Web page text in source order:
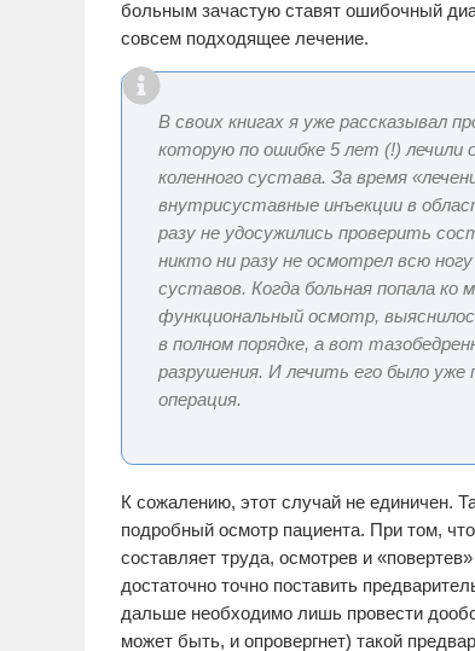
больным зачастую ставят ошибочный
совсем подходящее лечение.
В своих книгах я уже рассказывал
которую по ошибке 5 лет (!) лечили
коленного сустава. За время
внутрисуставные инъекции в
разу не удосужились проверить
никто ни разу не осмотрел всю
суставов. Когда больная попала ко
функциональный осмотр,
в полном порядке, а вот
разрушения. И лечить его было
операция.
К сожалению, этот случай не единичен.
подробный осмотр пациента. При том,
составляет труда, осмотрев и
достаточно точно поставить
дальше необходимо лишь провести
может быть, и опровергнет) такой